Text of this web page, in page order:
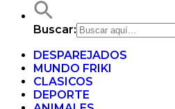
Buscar:
DESPAREJADOS
MUNDO FRIKI
CLASICOS
DEPORTE